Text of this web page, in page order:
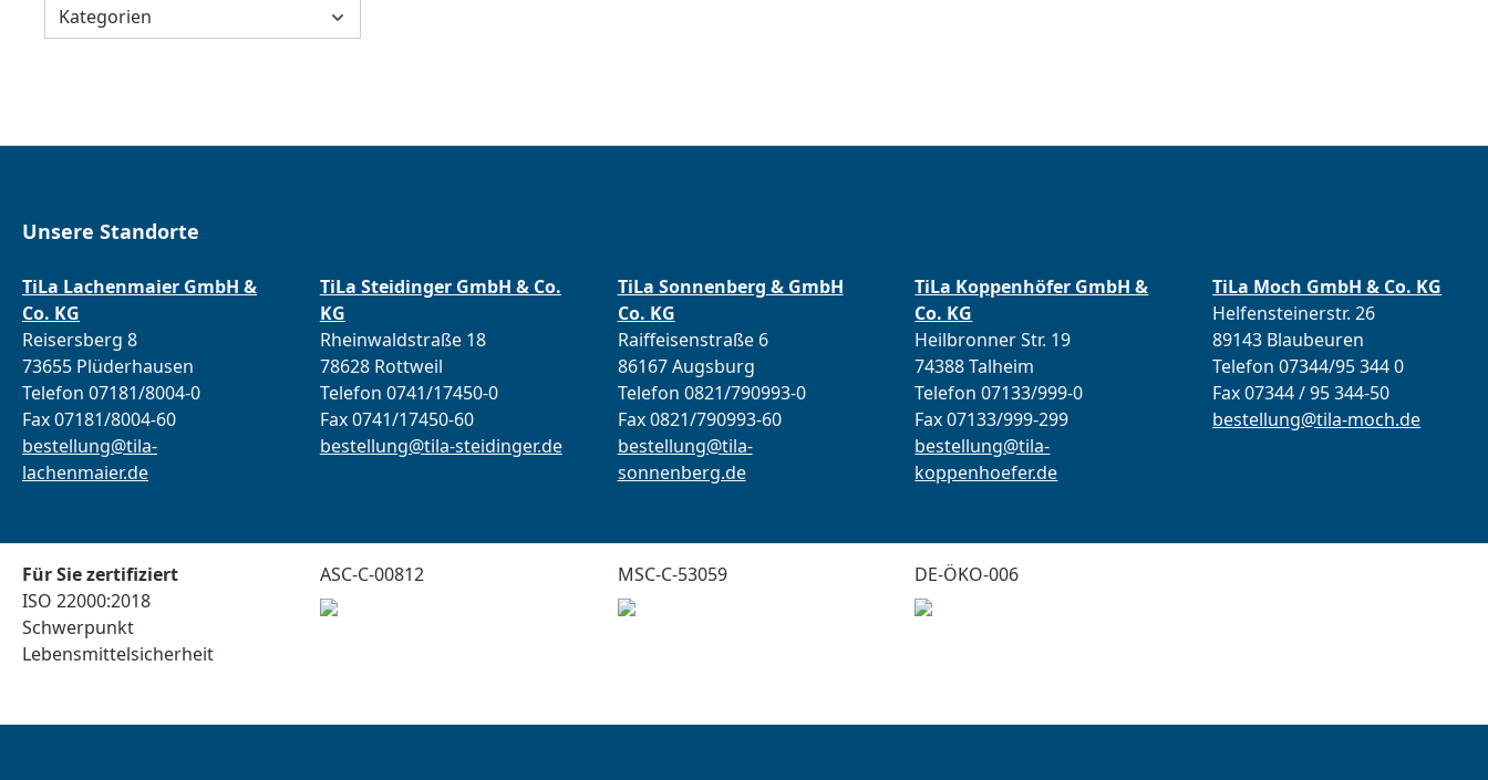
Kategorien
Unsere Standorte
TiLa Lachenmaier GmbH &
Co. KG
Reisersberg 8
73655 Plüderhausen
Telefon 07181/8004-0
Fax 07181/8004-60
bestellung@tila-
lachenmaier.de
TiLa Steidinger GmbH & Co.
KG
Rheinwaldstraße 18
78628 Rottweil
Telefon 0741/17450-0
Fax 0741/17450-60
bestellung@tila-steidinger.de
TiLa Sonnenberg & GmbH
Co. KG
Raiffeisenstraße 6
86167 Augsburg
Telefon 0821/790993-0
Fax 0821/790993-60
bestellung@tila-
sonnenberg.de
TiLa Koppenhöfer GmbH &
Co. KG
Heilbronner Str. 19
74388 Talheim
Telefon 07133/999-0
Fax 07133/999-299
bestellung@tila-
koppenhoefer.de
TiLa Moch GmbH & Co. KG
Helfensteinerstr. 26
89143 Blaubeuren
Telefon 07344/95 344 0
Fax 07344 / 95 344-50
bestellung@tila-moch.de
Für Sie zertifiziert
ISO 22000:2018
Schwerpunkt
Lebensmittelsicherheit
ASC-C-00812 MSC-C-53059 DE-ÖKO-006